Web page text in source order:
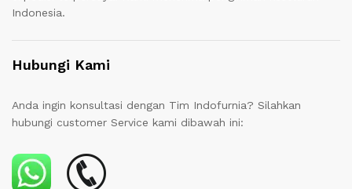
Indonesia.
Hubungi Kami
Anda ingin konsultasi dengan Tim Indofurnia? Silahkan
hubungi customer Service kami dibawah ini: